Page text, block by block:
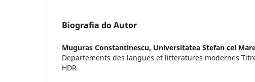
Biografia do Autor
Muguras Constantinescu, Universitatea Stefan cel
Departements des langues et litteratures modernes
HDR